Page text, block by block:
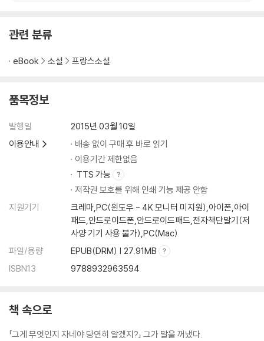
관련 분류
eBook 소설 프랑스소설
품목정보
발행일
2015년 03월 10일
이용안내
배송 없이 구매 후 바로 읽기
이용기간 제한없음
TTS 가능
저작권 보호를 위해 인쇄 기능 제공 안함
지원기기
크레마,PC(윈도우 - 4K 모니터 미지원),아이폰,아이
패드,안드로이드폰,안드로이드패드,전자책단말기(저
사양 기기 사용 불가),PC(Mac)
파일/용량
EPUB(DRM) | 27.91MB
ISBN13
9788932963594
책 속으로
「그게 무엇인지 자네야 당연히 알겠지?」 그가 말을 꺼냈다.